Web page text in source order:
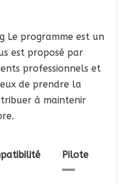
Le programme est un
est proposé par
professionnels et
de prendre la
à maintenir
Pilote